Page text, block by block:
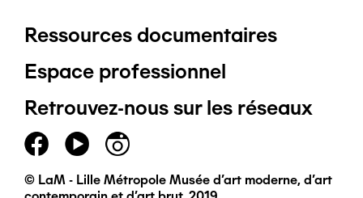
Pied
de
page
principal
Ressources documentaires
Espace professionnel
Retrouvez-nous sur les réseaux
© LaM - Lille Métropole Musée d'art moderne, d'art